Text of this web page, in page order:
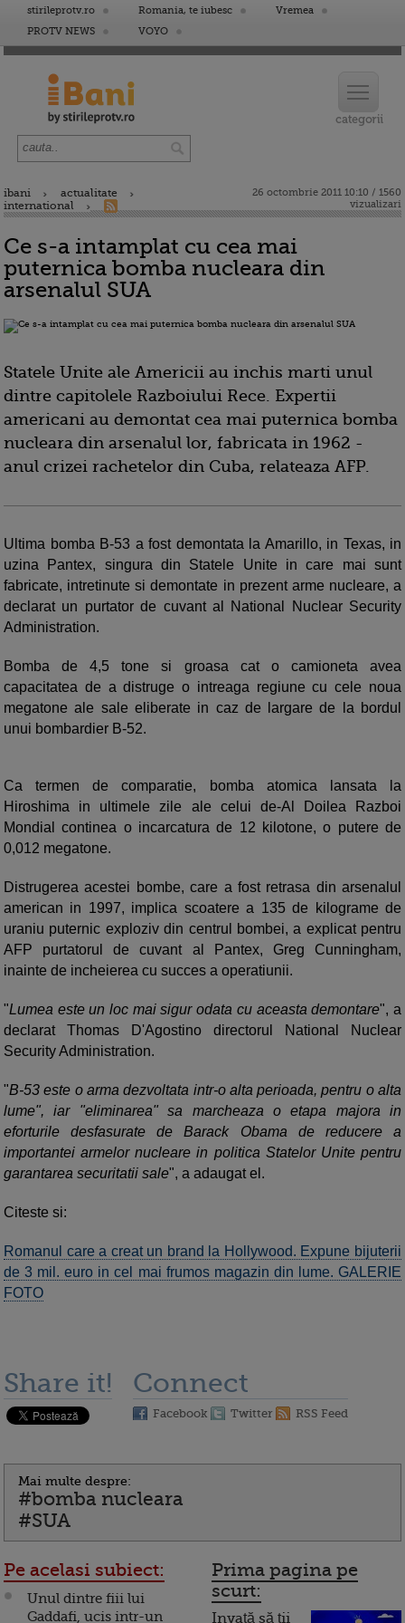
stirileprotv.ro Romania, te iubesc
Vremea
PROTV NEWS
VOYO
ibani
actualitate
international
26 octombrie 2011 10:10 / 1560
vizualizari
Ce s-a intamplat cu cea mai
puternica bomba nucleara din
arsenalul SUA
Statele Unite ale Americii au inchis marti unul
dintre capitolele Razboiului Rece. Expertii
americani au demontat cea mai puternica bomba
nucleara din arsenalul lor, fabricata in 1962 -
anul crizei rachetelor din Cuba, relateaza AFP.
Ultima bomba B-53 a fost demontata la Amarillo, in Texas, in
uzina Pantex, singura din Statele Unite in care mai sunt
fabricate, intretinute si demontate in prezent arme nucleare, a
declarat un purtator de cuvant al National Nuclear Security
Administration.
Bomba de 4,5 tone si groasa cat o camioneta avea
capacitatea de a distruge o intreaga regiune cu cele noua
megatone ale sale eliberate in caz de largare de la bordul
unui bombardier B-52.
Ca termen de comparatie, bomba atomica lansata la
Hiroshima in ultimele zile ale celui de-Al Doilea Razboi
Mondial continea o incarcatura de 12 kilotone, o putere de
0,012 megatone.
Distrugerea acestei bombe, care a fost retrasa din arsenalul
american in 1997, implica scoatere a 135 de kilograme de
uraniu puternic exploziv din centrul bombei, a explicat pentru
AFP purtatorul de cuvant al Pantex, Greg Cunningham,
inainte de incheierea cu succes a operatiunii.
"Lumea este un loc mai sigur odata cu aceasta demontare", a
declarat Thomas D'Agostino directorul National Nuclear
Security Administration.
"B-53 este o arma dezvoltata intr-o alta perioada, pentru o alta
lume", iar "eliminarea" sa marcheaza o etapa majora in
eforturile desfasurate de Barack Obama de reducere a
importantei armelor nucleare in politica Statelor Unite pentru
garantarea securitatii sale", a adaugat el.
Citeste si:
Romanul care a creat un brand la Hollywood. Expune bijuterii
de 3 mil. euro in cel mai frumos magazin din lume. GALERIE
FOTO
Share it! Connect
Facebook Twitter RSS Feed
Mai multe despre:
#bomba nucleara
#SUA
Pe acelasi subiect:
Unul dintre fiii lui
Gaddafi, ucis intr-un
Prima pagina pe
scurt:
Invață să ții